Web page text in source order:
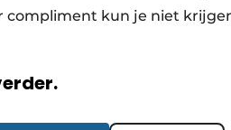
compliment kun je niet